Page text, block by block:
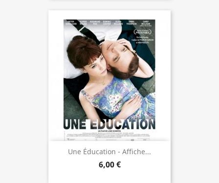
Une Éducation - Affiche...
6,00 €